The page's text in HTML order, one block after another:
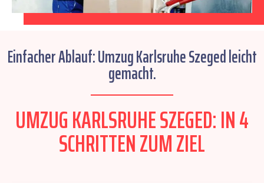
Einfacher Ablauf: Umzug Karlsruhe Szeged leicht
gemacht.
UMZUG KARLSRUHE SZEGED: IN 4
SCHRITTEN ZUM ZIEL